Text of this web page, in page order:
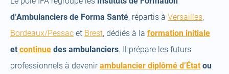
d’Ambulanciers de Forma Santé, répartis à Versailles(open
a
tab)
,
Bordeaux/Pessac(open
a
new
et Brest(open
a
new
, dédiés à la formation initiale
new
et continue(open
a
des ambulanciers. Il prépare les futurs
professionnels à devenirambulancier diplômé d’État(open
ou